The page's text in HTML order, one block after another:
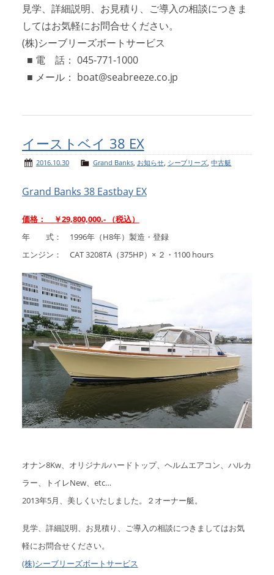
見学、詳細説明、お見積り、ご導入の相談につきま
してはお気軽にお問合せください。
(株)シーブリーズボートサービス
■ 電 話： 045-771-1000
■ メール： boat@seabreeze.co.jp
イーストベイ 38 EX
2016.10.30 Grand Banks, お知らせ, シーブリーズ ,中古艇
Grand Banks 38 Eastbay EX
価格： ￥29,800,000.- （税込）
年 式： 1996年（H8年）製造・登録
エンジン： CAT 3208TA（375HP）× ２・1100 hours
オナン8Kw、オリジナルハードトップ、ヘルムエアコン、ハルカ
ラー、トイレNew、etc…
2013年5月、美しくいたしました。２オーナー艇。
見学、詳細説明、お見積り、ご導入の相談につきましてはお気
軽にお問合せください。
(株)シーブリーズボートサービス